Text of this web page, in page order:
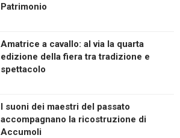
Patrimonio
Amatrice a cavallo: al via la quarta
edizione della fiera tra tradizione e
spettacolo
I suoni dei maestri del passato
accompagnano la ricostruzione di
Accumoli